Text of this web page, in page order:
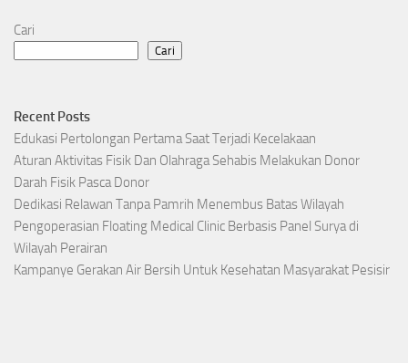
Cari
Cari
Recent Posts
Edukasi Pertolongan Pertama Saat Terjadi Kecelakaan
Aturan Aktivitas Fisik Dan Olahraga Sehabis Melakukan Donor
Darah Fisik Pasca Donor
Dedikasi Relawan Tanpa Pamrih Menembus Batas Wilayah
Pengoperasian Floating Medical Clinic Berbasis Panel Surya di
Wilayah Perairan
Kampanye Gerakan Air Bersih Untuk Kesehatan Masyarakat Pesisir